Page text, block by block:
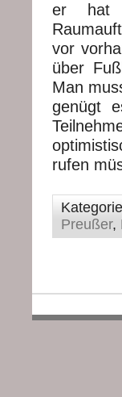
er hat
vor
über
Man
genügt
rufen
Preußer,